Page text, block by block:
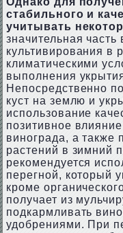
стабильного и
учитывать
значительная
культивирования в
климатическими
выполнения
Непосредственно
куст на землю и
использование
позитивное
винограда, а также
растений в зимний
рекомендуется
перегной, который
кроме
получает из
подкармливать
удобрениями. При